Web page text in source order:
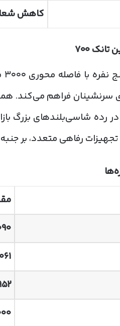
کاهش
تانک۷۰۰
تانک ۷۰۰ را در رده
تجهیزات رفاهی متعدد، بر